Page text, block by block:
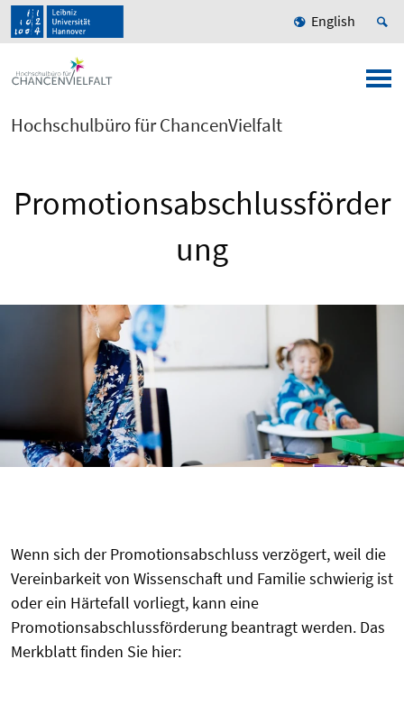
English
Hochschulbüro für ChancenVielfalt
Promotionsabschlussförder
ung
Wenn sich der Promotionsabschluss verzögert, weil die
Vereinbarkeit von Wissenschaft und Familie schwierig ist
oder ein Härtefall vorliegt, kann eine
Promotionsabschlussförderung beantragt werden. Das
Merkblatt finden Sie hier: